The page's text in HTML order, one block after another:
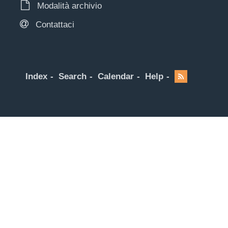
Modalità archivio
Contattaci
Index Search Calendar Help